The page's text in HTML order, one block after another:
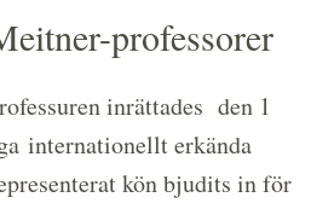
professorer
inrättades den 1
internationellt erkända
kön bjudits in för